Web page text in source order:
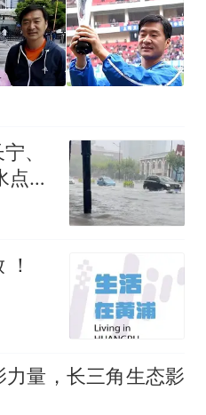
、
点正
量，长三角生态影